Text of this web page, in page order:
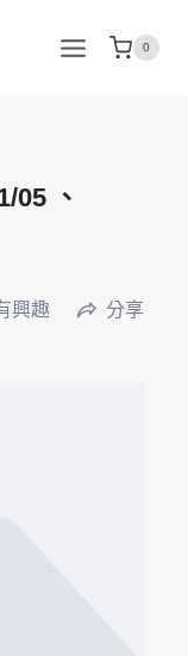
0
05 、
興趣 分享